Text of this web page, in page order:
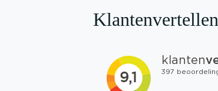
Klantenvertellen